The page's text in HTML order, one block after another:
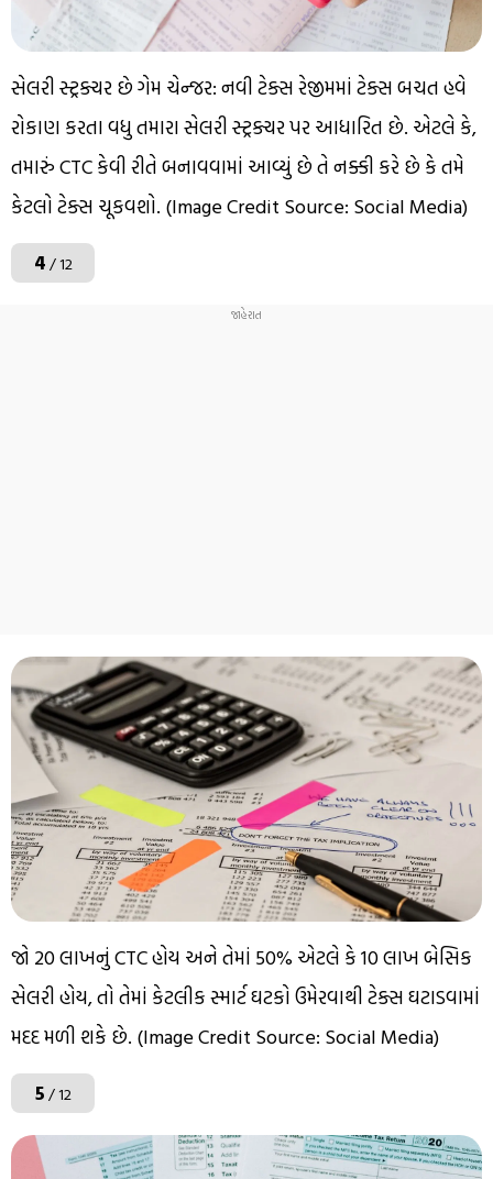
સેલરી સ્ટ્રક્ચર છે ગેમ ચેન્જર: નવી ટેક્સ રેજીમમાં ટેક્સ બચત હવે
રોકાણ કરતા વધુ તમારા સેલરી સ્ટ્રક્ચર પર આધારિત છે. એટલે કે,
તમારું CTC કેવી રીતે બનાવવામાં આવ્યું છે તે નક્કી કરે છે કે તમે
કેટલો ટેક્સ ચૂકવશો. (Image Credit Source: Social Media)
4/ 12
જો ₹20 લાખનું CTC હોય અને તેમાં 50% એટલે કે ₹10 લાખ બેસિક
સેલરી હોય, તો તેમાં કેટલીક સ્માર્ટ ઘટકો ઉમેરવાથી ટેક્સ ઘટાડવામાં
મદદ મળી શકે છે. (Image Credit Source: Social Media)
5/ 12